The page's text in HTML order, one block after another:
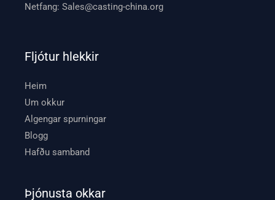
Netfang:Sales@casting-china.org
Fljótur hlekkir
Heim
Um okkur
Algengar spurningar
Blogg
Hafðu samband
Þjónusta okkar